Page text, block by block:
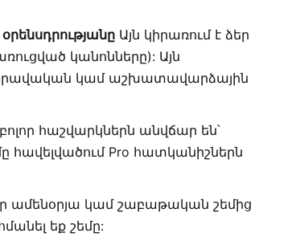
Այն կիրառում է ձեր
կանոնները): Այն
կամ աշխատավարձային
բոլոր հաշվարկներն անվճար են՝
Pro հատկանիշներն
ամենօրյա կամ շաբաթական շեմից
եք շեմը: